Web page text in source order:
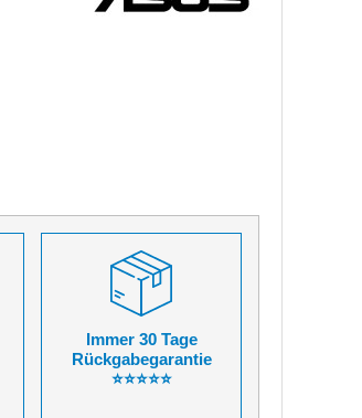
Immer 30 Tage
Rückgabegarantie
⭐⭐⭐⭐⭐